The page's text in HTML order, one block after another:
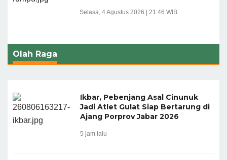
Selasa, 4 Agustus 2026 | 21:46 WIB
Olah Raga
Ikbar, Pebenjang Asal Cinunuk
Jadi Atlet Gulat Siap Bertarung di
Ajang Porprov Jabar 2026
5 jam lalu